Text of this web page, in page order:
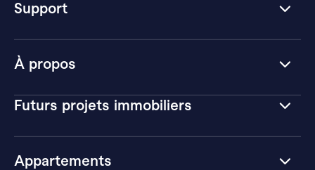
À propos
Futurs projets immobiliers
Appartements
Support